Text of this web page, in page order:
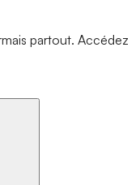
partout. Accédez